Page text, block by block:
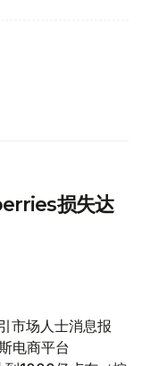
损失达
市场人士消息报
电商平台